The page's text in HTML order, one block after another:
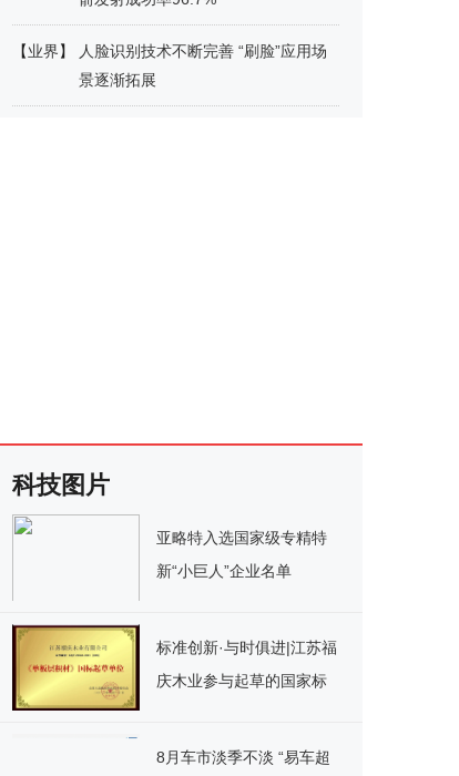
【业界】
人脸识别技术不断完善 “刷脸”应用场
景逐渐拓展
科技图片
亚略特入选国家级专精特
新“小巨人”企业名单
标准创新·与时俱进|江苏福
庆木业参与起草的国家标
施！
8月车市淡季不淡 “易车超